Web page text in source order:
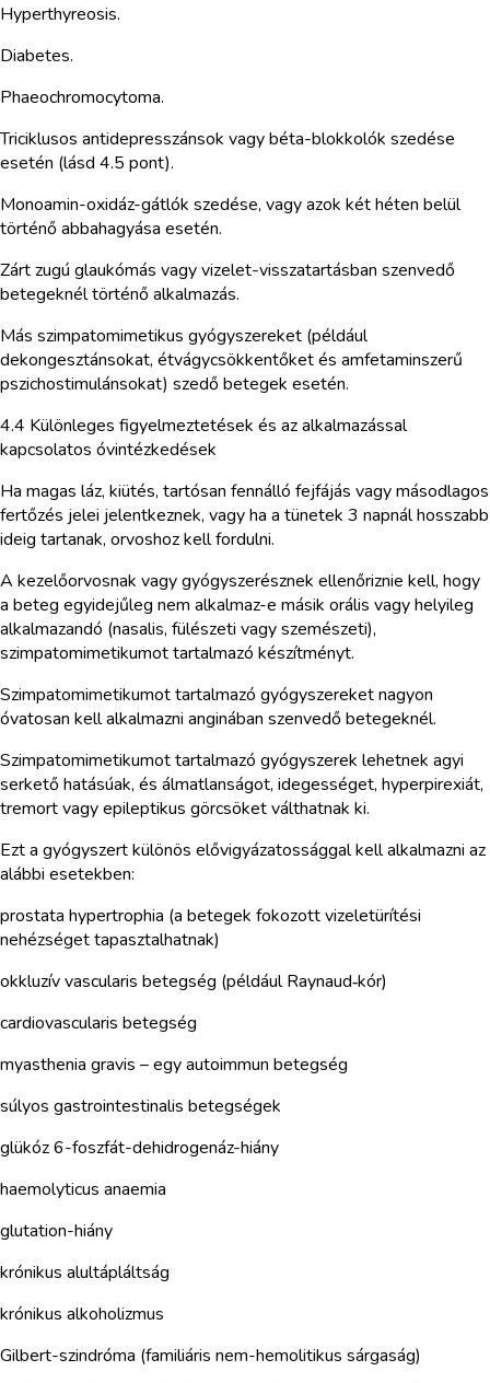
Hyperthyreosis.
Diabetes.
Phaeochromocytoma.
Triciklusos antidepresszánsok vagy béta-blokkolók szedése
esetén (lásd 4.5 pont).
Monoamin-oxidáz-gátlók szedése, vagy azok két héten belül
történő abbahagyása esetén.
Zárt zugú glaukómás vagy vizelet-visszatartásban szenvedő
betegeknél történő alkalmazás.
Más szimpatomimetikus gyógyszereket (például
dekongesztánsokat, étvágycsökkentőket és amfetaminszerű
pszichostimulánsokat) szedő betegek esetén.
4.4 Különleges figyelmeztetések és az alkalmazással
kapcsolatos óvintézkedések
Ha magas láz, kiütés, tartósan fennálló fejfájás vagy másodlagos
fertőzés jelei jelentkeznek, vagy ha a tünetek 3 napnál hosszabb
ideig tartanak, orvoshoz kell fordulni.
A kezelőorvosnak vagy gyógyszerésznek ellenőriznie kell, hogy
a beteg egyidejűleg nem alkalmaz-e másik orális vagy helyileg
alkalmazandó (nasalis, fülészeti vagy szemészeti),
szimpatomimetikumot tartalmazó készítményt.
Szimpatomimetikumot tartalmazó gyógyszereket nagyon
óvatosan kell alkalmazni anginában szenvedő betegeknél.
Szimpatomimetikumot tartalmazó gyógyszerek lehetnek agyi
serkető hatásúak, és álmatlanságot, idegességet, hyperpirexiát,
tremort vagy epileptikus görcsöket válthatnak ki.
Ezt a gyógyszert különös elővigyázatossággal kell alkalmazni az
alábbi esetekben:
prostata hypertrophia (a betegek fokozott vizeletürítési
nehézséget tapasztalhatnak)
okkluzív vascularis betegség (például Raynaud‑kór)
cardiovascularis betegség
myasthenia gravis – egy autoimmun betegség
súlyos gastrointestinalis betegségek
glükóz 6-foszfát-dehidrogenáz-hiány
haemolyticus anaemia
glutation-hiány
krónikus alultápláltság
krónikus alkoholizmus
Gilbert-szindróma (familiáris nem-hemolitikus sárgaság)